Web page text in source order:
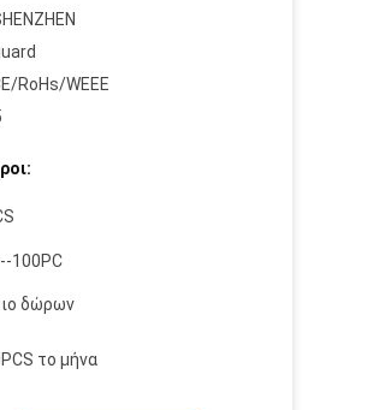
RoHs/WEEE
100PC
δώρων
το μήνα